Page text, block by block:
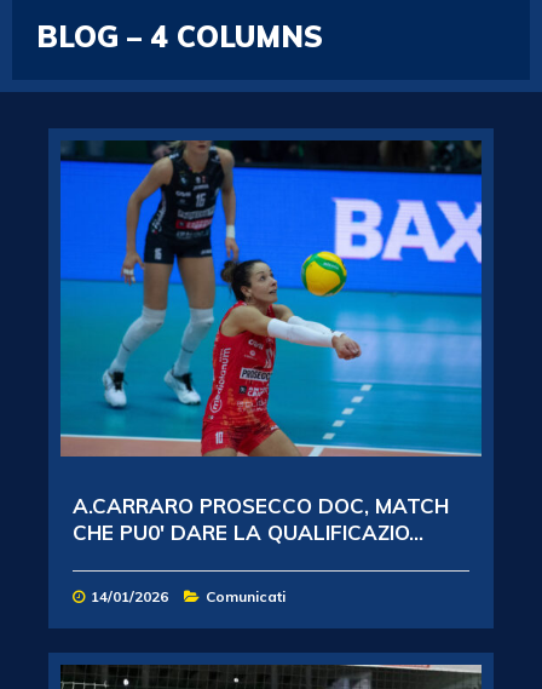
BLOG – 4 COLUMNS
A.CARRARO PROSECCO DOC, MATCH
CHE PU0′ DARE LA QUALIFICAZIO...
14/01/2026 Comunicati